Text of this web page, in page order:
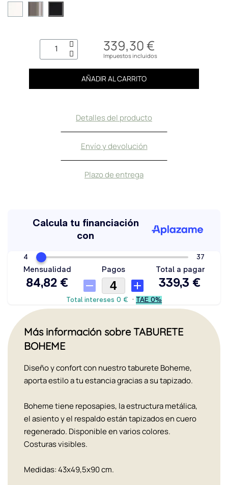
339,30 €
Impuestos incluidos
AÑADIR AL CARRITO
Detalles del producto
Envío y devolución
Plazo de entrega
Más información sobre TABURETE
BOHEME
Diseño y confort con nuestro taburete Boheme,
aporta estilo a tu estancia gracias a su tapizado.
Boheme tiene reposapies, la estructura metálica,
el asiento y el respaldo están tapizados en cuero
regenerado. Disponible en varios colores.
Costuras visibles.
Medidas: 43x49,5x90 cm.